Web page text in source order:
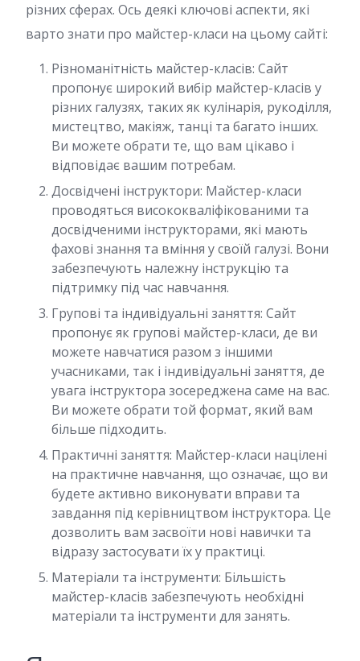
різних сферах. Ось деякі ключові аспекти, які
варто знати про майстер-класи на цьому сайті:
Різноманітність майстер-класів: Сайт
пропонує широкий вибір майстер-класів у
різних галузях, таких як кулінарія, рукоділля,
мистецтво, макіяж, танці та багато інших.
Ви можете обрати те, що вам цікаво і
відповідає вашим потребам.
Досвідчені інструктори: Майстер-класи
проводяться висококваліфікованими та
досвідченими інструкторами, які мають
фахові знання та вміння у своїй галузі. Вони
забезпечують належну інструкцію та
підтримку під час навчання.
Групові та індивідуальні заняття: Сайт
пропонує як групові майстер-класи, де ви
можете навчатися разом з іншими
учасниками, так і індивідуальні заняття, де
увага інструктора зосереджена саме на вас.
Ви можете обрати той формат, який вам
більше підходить.
Практичні заняття: Майстер-класи націлені
на практичне навчання, що означає, що ви
будете активно виконувати вправи та
завдання під керівництвом інструктора. Це
дозволить вам засвоїти нові навички та
відразу застосувати їх у практиці.
Матеріали та інструменти: Більшість
майстер-класів забезпечують необхідні
матеріали та інструменти для занять.